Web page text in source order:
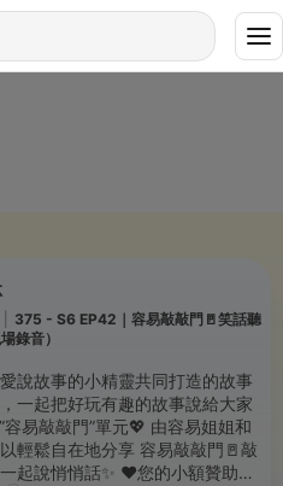
375 - S6 EP42｜容易敲敲門🚪笑話聽
錄音）
說故事的小精靈共同打造的故事
一起把好玩有趣的故事說給大家
易敲敲門”單元💖 由容易姐姐和
輕鬆自在地分享 容易敲敲門🚪敲
✨ ❤️您的小額贊助是